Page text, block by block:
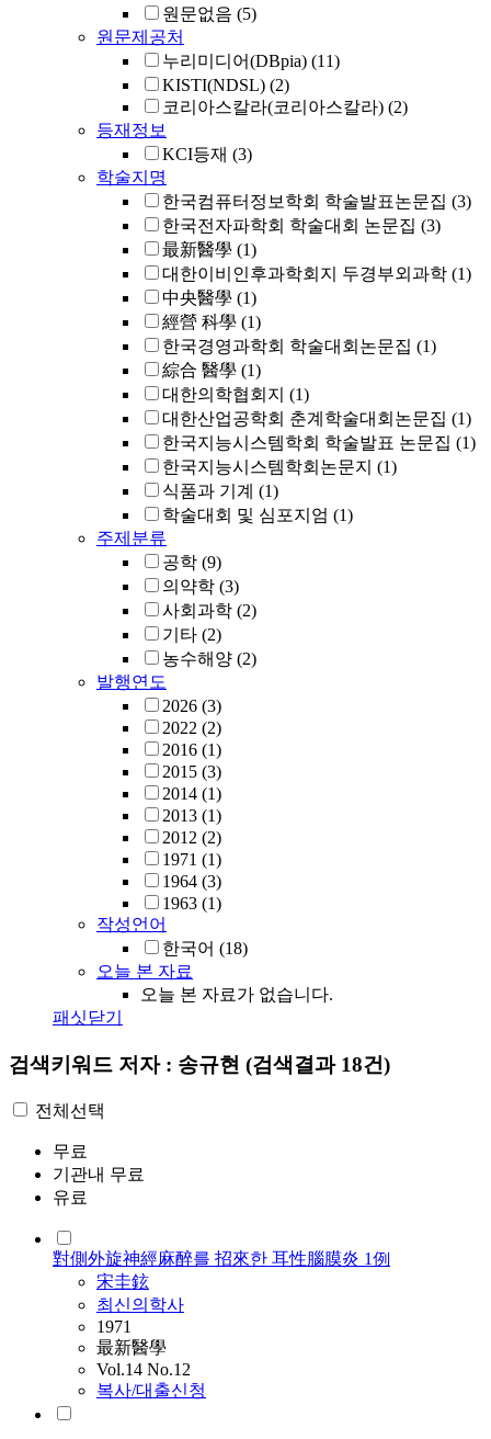
원문없음 (5)
원문제공처
누리미디어(DBpia) (11)
KISTI(NDSL) (2)
코리아스칼라(코리아스칼라) (2)
등재정보
KCI등재 (3)
학술지명
한국컴퓨터정보학회 학술발표논문집 (3)
한국전자파학회 학술대회 논문집 (3)
最新醫學 (1)
대한이비인후과학회지 두경부외과학 (1)
中央醫學 (1)
經營 科學 (1)
한국경영과학회 학술대회논문집 (1)
綜合 醫學 (1)
대한의학협회지 (1)
대한산업공학회 춘계학술대회논문집 (1)
한국지능시스템학회 학술발표 논문집 (1)
한국지능시스템학회논문지 (1)
식품과 기계 (1)
학술대회 및 심포지엄 (1)
주제분류
공학 (9)
의약학 (3)
사회과학 (2)
기타 (2)
농수해양 (2)
발행연도
2026 (3)
2022 (2)
2016 (1)
2015 (3)
2014 (1)
2013 (1)
2012 (2)
1971 (1)
1964 (3)
1963 (1)
작성언어
한국어 (18)
오늘 본 자료
오늘 본 자료가 없습니다.
패싯닫기
검색키워드 저자 : 송규현 (검색결과 18건)
전체선택
무료
기관내 무료
유료
對側外旋神經麻醉를 招來한 耳性腦膜炎 1例
宋圭鉉
최신의학사
1971
最新醫學
Vol.14 No.12
복사/대출신청